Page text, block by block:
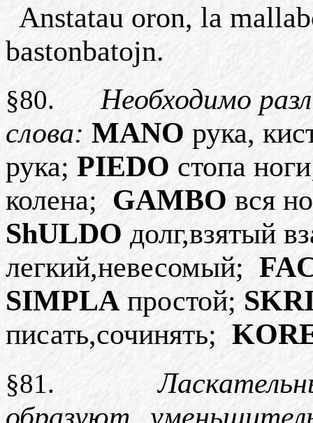
Anstatau oron, la
bastonbatojn.
§80. Необходимо
слова: MANO рука,
рука; PIEDO стопа ноги
колена; GAMBO вся
ShULDO долг,взятый
легкий,невесомый;
SIMPLA простой;
писать,сочинять;
§81.
образуют